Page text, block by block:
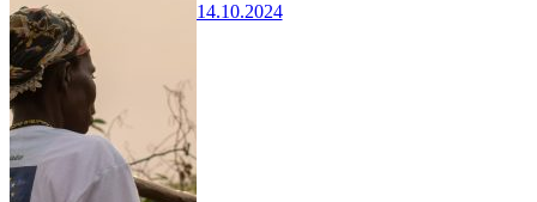
14.10.2024